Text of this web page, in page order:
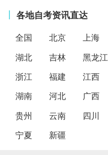
各地自考资讯直达
全国 北京 上海
湖北
吉林 黑龙江
浙江
福建 江西
湖南
河北 广西
贵州
云南 四川
宁夏
新疆